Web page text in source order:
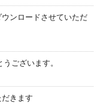
ンロードさせていただ
ございます。
きます